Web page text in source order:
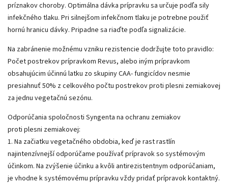
príznakov choroby. Optimálna dávka prípravku sa určuje podľa sily
infekčného tlaku. Pri silnejšom infekčnom tlaku je potrebne použiť
hornú hranicu dávky. Pripadne sa riaďte podľa signalizácie.
Na zabránenie možnému vzniku rezistencie dodržujte toto pravidlo:
Počet postrekov prípravkom Revus, alebo iným prípravkom
obsahujúcim účinnú latku zo skupiny CAA- fungicídov nesmie
presiahnuť 50% z celkového počtu postrekov proti plesni zemiakovej
za jednu vegetačnú sezónu.
Odporúčania spoločnosti Syngenta na ochranu zemiakov
proti plesni zemiakovej:
1. Na začiatku vegetačného obdobia, keď je rast rastlín
najintenzívnejší odporúčame používať prípravok so systémovým
účinkom. Na zvýšenie účinku a kvôli antirezistentnym odporúčaniam,
je vhodne k systémovému prípravku vždy pridať prípravok kontaktný.